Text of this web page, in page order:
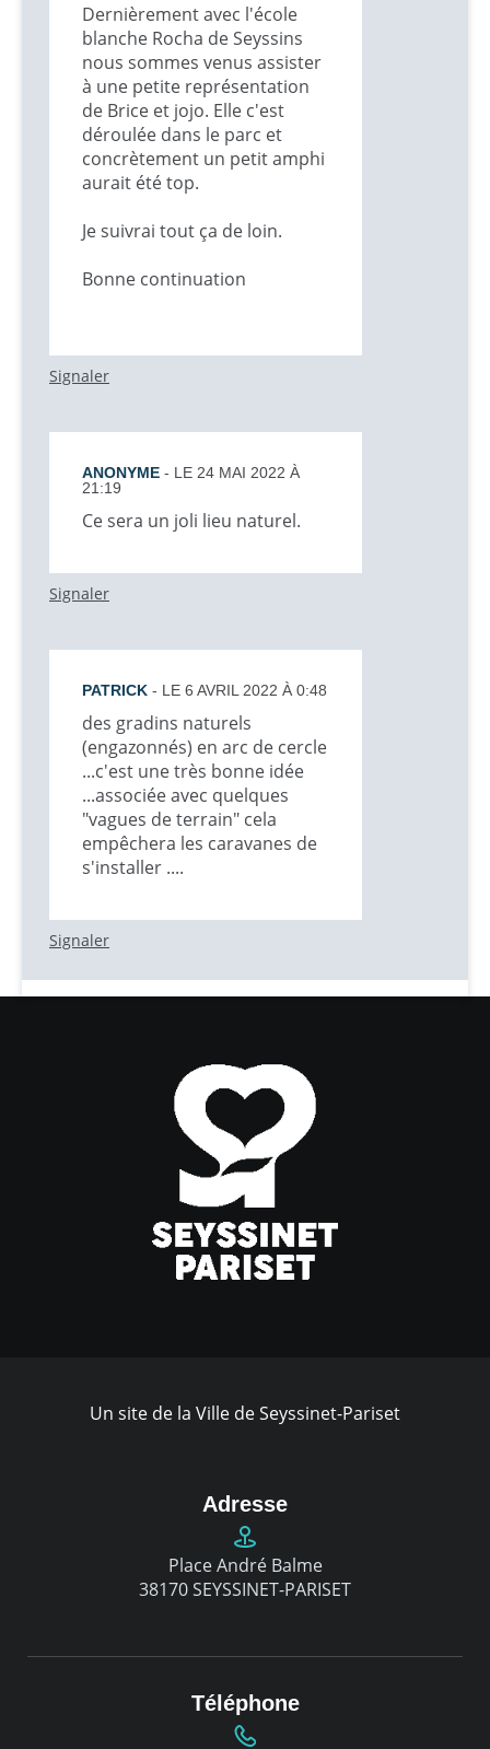
Dernièrement avec l'école
blanche Rocha de Seyssins
nous sommes venus assister
à une petite représentation
de Brice et jojo. Elle c'est
déroulée dans le parc et
concrètement un petit amphi
aurait été top.
Je suivrai tout ça de loin.
Bonne continuation
Signaler
ANONYME - LE 24 MAI 2022 À
21:19
Ce sera un joli lieu naturel.
Signaler
PATRICK - LE 6 AVRIL 2022 À 0:48
des gradins naturels
(engazonnés) en arc de cercle
...c'est une très bonne idée
...associée avec quelques
"vagues de terrain" cela
empêchera les caravanes de
s'installer ....
Signaler
Un site de la Ville de Seyssinet-Pariset
Adresse
Place André Balme
38170 SEYSSINET-PARISET
Téléphone